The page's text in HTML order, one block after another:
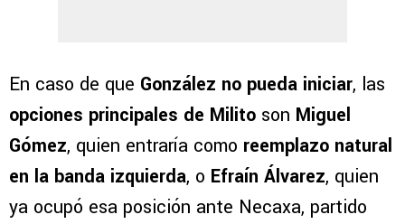
En caso de que González no pueda iniciar, las
opciones principales de Milito son Miguel
Gómez, quien entraría como reemplazo natural
en la banda izquierda, o Efraín Álvarez, quien
ya ocupó esa posición ante Necaxa, partido